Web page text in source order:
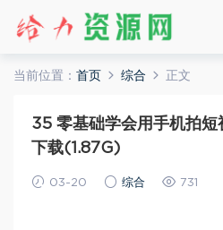
当前位置： 首页 综合 正文
35 零基础学会用手机拍短
下载(1.87G)
03-20 综合 731